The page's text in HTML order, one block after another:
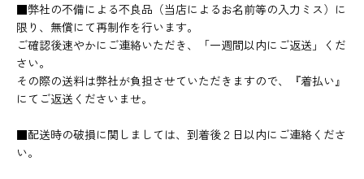
■弊社の不備による不良品（当店によるお名前等の入力ミス）に
限り、無償にて再制作を行います。
ご確認後速やかにご連絡いただき、「一週間以内にご返送」くだ
さい。
その際の送料は弊社が負担させていただきますので、『着払い』
にてご返送くださいませ。
■配送時の破損に関しましては、到着後２日以内にご連絡くださ
い。